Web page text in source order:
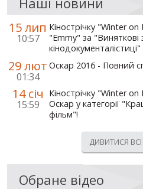
15 лип
10:57
Кінострічку "Winter
"Emmy" за "Виняткові
кінодокументалістиці"
29 лют
01:34
Оскар 2016 - Повний
14 січ
15:59
Кінострічку "Winter
Оскар у категорії
фільм"!
ДИВИТИСЯ
Обране відео